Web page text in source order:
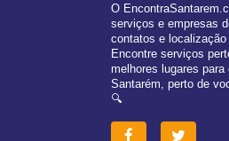
O
serviços e empresas
contatos e
Encontre serviços
melhores lugares
Santarém, perto de
🔍